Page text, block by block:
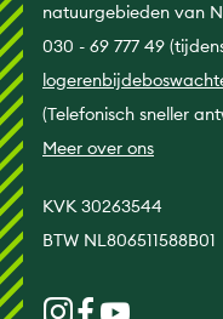
natuurgebieden van
030 - 69 777 49
(Telefonisch sneller
Meer over ons
KVK 30263544
BTW NL806511588B01